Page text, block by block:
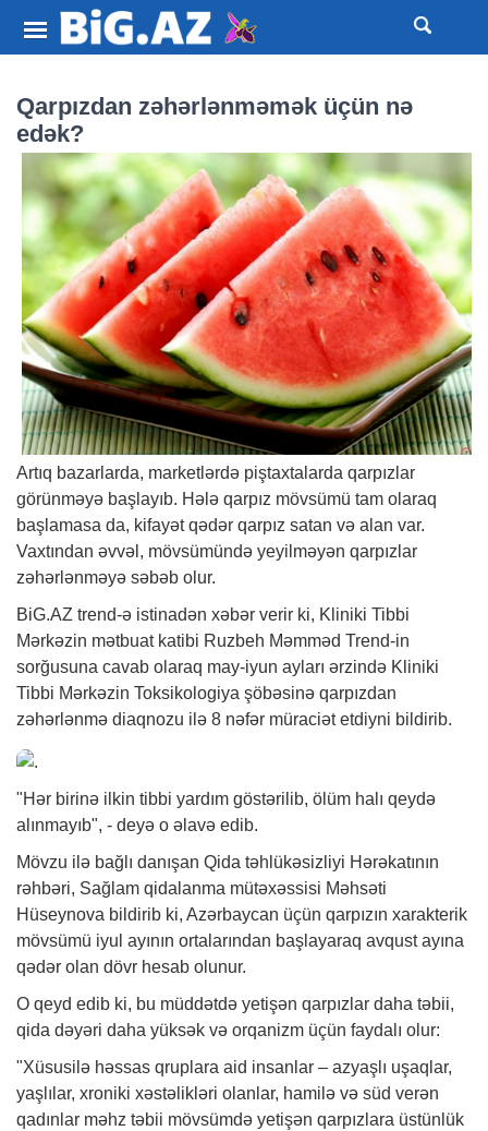
Qarpızdan zəhərlənməmək üçün nə
edək?
Artıq bazarlarda, marketlərdə piştaxtalarda qarpızlar
görünməyə başlayıb. Hələ qarpız mövsümü tam olaraq
başlamasa da, kifayət qədər qarpız satan və alan var.
Vaxtından əvvəl, mövsümündə yeyilməyən qarpızlar
zəhərlənməyə səbəb olur.
BiG.AZ trend-ə istinadən xəbər verir ki, Kliniki Tibbi
Mərkəzin mətbuat katibi Ruzbeh Məmməd Trend-in
sorğusuna cavab olaraq may-iyun ayları ərzində Kliniki
Tibbi Mərkəzin Toksikologiya şöbəsinə qarpızdan
zəhərlənmə diaqnozu ilə 8 nəfər müraciət etdiyni bildirib.
"Hər birinə ilkin tibbi yardım göstərilib, ölüm halı qeydə
alınmayıb", - deyə o əlavə edib.
Mövzu ilə bağlı danışan Qida təhlükəsizliyi Hərəkatının
rəhbəri, Sağlam qidalanma mütəxəssisi Məhsəti
Hüseynova bildirib ki, Azərbaycan üçün qarpızın xarakterik
mövsümü iyul ayının ortalarından başlayaraq avqust ayına
qədər olan dövr hesab olunur.
O qeyd edib ki, bu müddətdə yetişən qarpızlar daha təbii,
qida dəyəri daha yüksək və orqanizm üçün faydalı olur:
"Xüsusilə həssas qruplara aid insanlar – azyaşlı uşaqlar,
yaşlılar, xroniki xəstəlikləri olanlar, hamilə və süd verən
qadınlar məhz təbii mövsümdə yetişən qarpızlara üstünlük